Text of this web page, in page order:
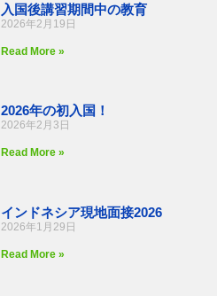
入国後講習期間中の教育
2026年2月19日
Read More »
2026年の初入国！
2026年2月3日
Read More »
インドネシア現地面接2026
2026年1月29日
Read More »